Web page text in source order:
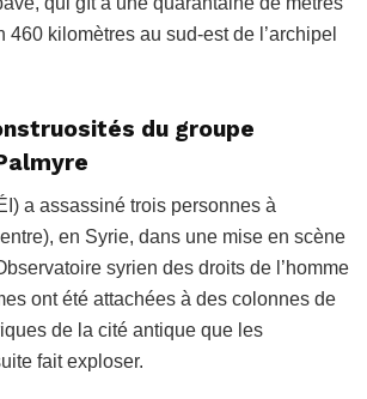
460 kilomètres au sud-est de l’archipel
du groupe
a assassiné trois personnes à
en Syrie, dans une mise en scène
syrien des droits de l’homme
ont été attachées à des colonnes de
de la cité antique que les
fait exploser.